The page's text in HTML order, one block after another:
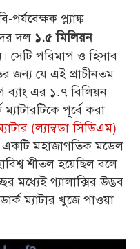
প্ল্যাঙ্ক
দল ১.৫ মিলিয়ন
সেটি পরিমাপ ও হিসাব-
জন্য যে এই প্রাচীনতম
ব্যাং এর ১.৭ বিলিয়ন
পূর্বে করা
(ল্যাম্বডা-সিডিএম)
একটি মহাজাগতিক মডেল
শীতল হয়েছিল বলে
মধ্যেই গ্যালাক্সির উদ্ভব
ম্যাটার খুজে পাওয়া